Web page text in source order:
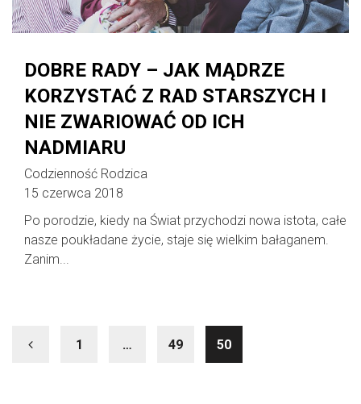
DOBRE RADY – JAK MĄDRZE
KORZYSTAĆ Z RAD STARSZYCH I
NIE ZWARIOWAĆ OD ICH
NADMIARU
Codzienność Rodzica
15 czerwca 2018
Po porodzie, kiedy na Świat przychodzi nowa istota, całe
nasze poukładane życie, staje się wielkim bałaganem.
Zanim...
1 … 49 50